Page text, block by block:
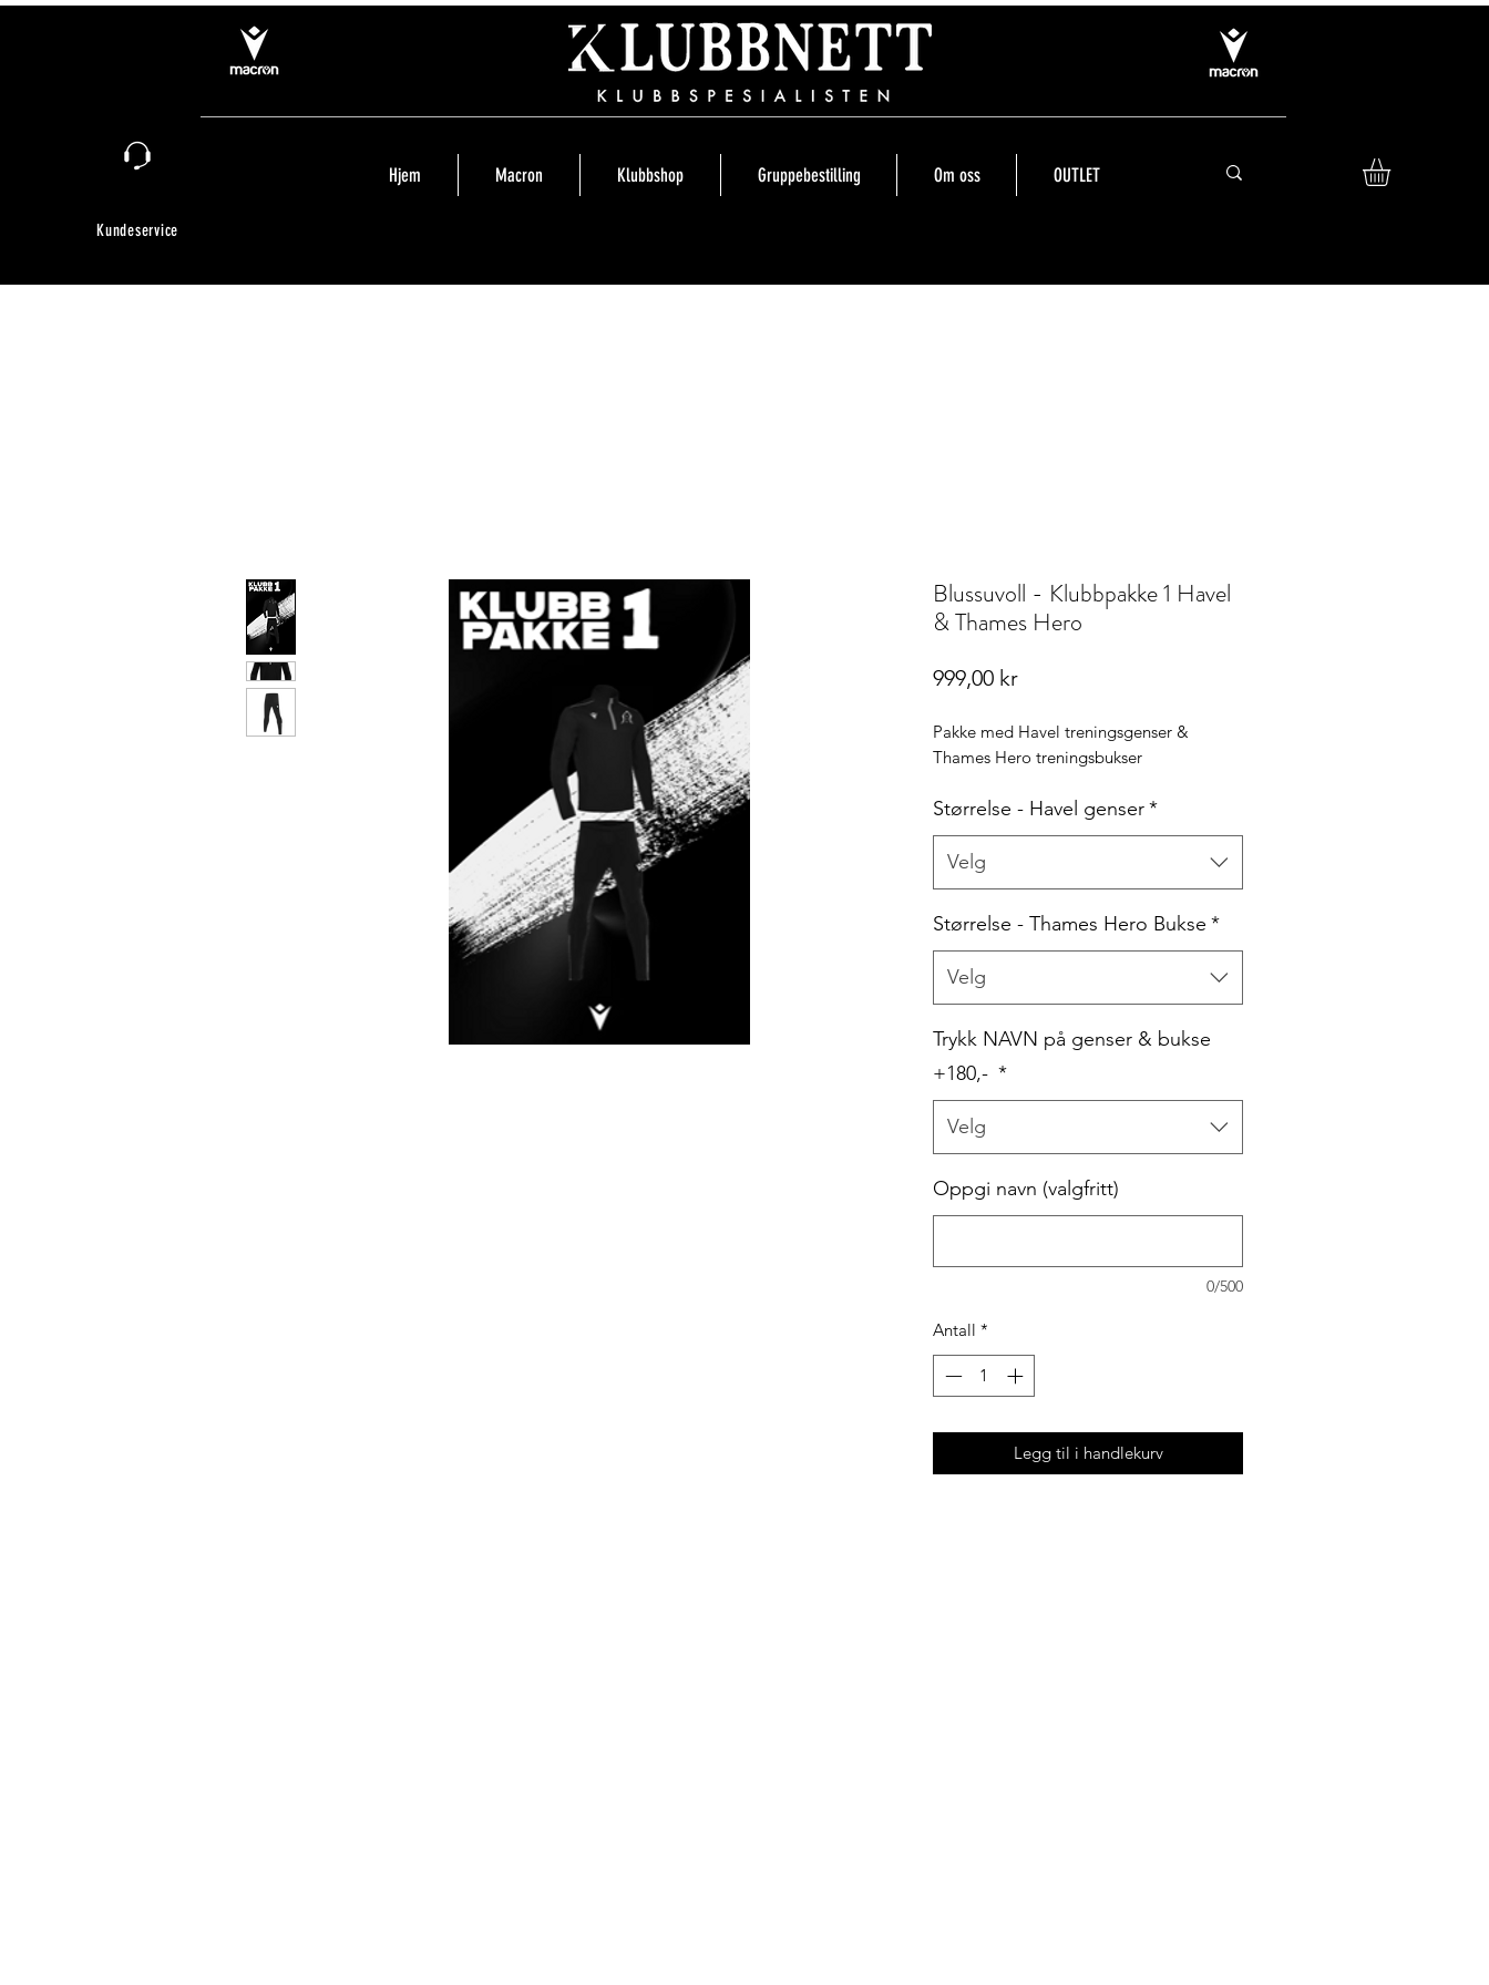
Hjem Macron Klubbshop Gruppebestilling Om oss OUTLET
Kundeservice
Blussuvoll - Klubbpakke 1 Havel
& Thames Hero
999,00 krPris
Pakke med Havel treningsgenser &
Thames Hero treningsbukser
Størrelse - Havel genser*
Velg
Størrelse - Thames Hero Bukse *
Velg
Trykk NAVN på genser & bukse
+180,- *
Velg
Oppgi navn (valgfritt)
0/500
Antall *
Legg til i handlekurv